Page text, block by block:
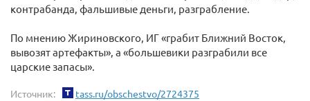
контрабанда, фальшивые деньги, разграбление.
По мнению Жириновского, ИГ «грабит Ближний Восток,
вывозят артефакты», а «большевики разграбили все
царские запасы».
Источник: tass.ru/obschestvo/2724375